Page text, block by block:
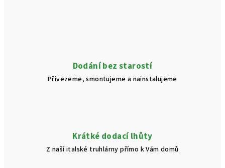
Dodání bez starostí
Přivezeme, smontujeme a nainstalujeme
Krátké dodací lhůty
Z naší italské truhlárny přímo k Vám domů